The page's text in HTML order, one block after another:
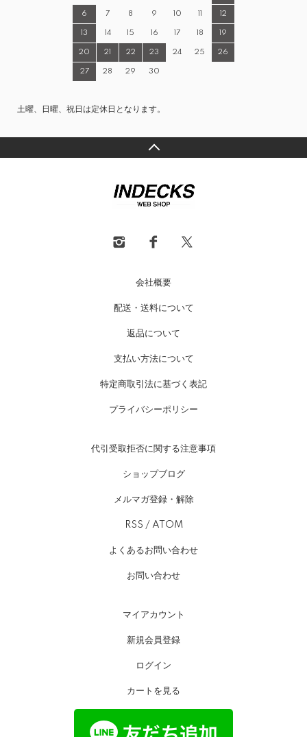
6 7 8 9 10 11 12
13 14 15 16 17 18 19
20 21 22 23 24 25 26
27 28 29 30
土曜、日曜、祝日は定休日となります。
会社概要
配送・送料について
返品について
支払い方法について
特定商取引法に基づく表記
プライバシーポリシー
代引受取拒否に関する注意事項
ショップブログ
メルマガ登録・解除
RSS / ATOM
よくあるお問い合わせ
お問い合わせ
マイアカウント
新規会員登録
ログイン
カートを見る